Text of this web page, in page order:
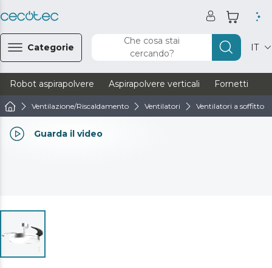
Categorie
Che cosa stai
cercando?
IT
Robot aspirapolvere Aspirapolvere verticali Fornetti
Ventilazione/Riscaldamento Ventilatori Ventilatori a soffitto
Guarda il video